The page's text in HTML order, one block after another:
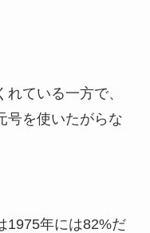
ている一方で、
号を使いたがらな
1975年には82%だ